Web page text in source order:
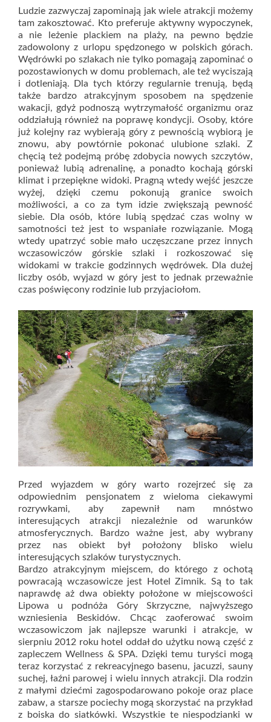
Ludzie zazwyczaj zapominają jak wiele atrakcji możemy
tam zakosztować. Kto preferuje aktywny wypoczynek,
a nie leżenie plackiem na plaży, na pewno będzie
zadowolony z urlopu spędzonego w polskich górach.
Wędrówki po szlakach nie tylko pomagają zapominać o
pozostawionych w domu problemach, ale też wyciszają
i dotleniają. Dla tych którzy regularnie trenują, będą
także bardzo atrakcyjnym sposobem na spędzenie
wakacji, gdyż podnoszą wytrzymałość organizmu oraz
oddziałują również na poprawę kondycji. Osoby, które
już kolejny raz wybierają góry z pewnością wybiorą je
znowu, aby powtórnie pokonać ulubione szlaki. Z
chęcią też podejmą próbę zdobycia nowych szczytów,
ponieważ lubią adrenalinę, a ponadto kochają górski
klimat i przepiękne widoki. Pragną wtedy wejść jeszcze
wyżej, dzięki czemu pokonują granice swoich
możliwości, a co za tym idzie zwiększają pewność
siebie. Dla osób, które lubią spędzać czas wolny w
samotności też jest to wspaniałe rozwiązanie. Mogą
wtedy upatrzyć sobie mało uczęszczane przez innych
wczasowiczów górskie szlaki i rozkoszować się
widokami w trakcie godzinnych wędrówek. Dla dużej
liczby osób, wyjazd w góry jest to jednak przeważnie
czas poświęcony rodzinie lub przyjaciołom.
Przed wyjazdem w góry warto rozejrzeć się za
odpowiednim pensjonatem z wieloma ciekawymi
rozrywkami, aby zapewnił nam mnóstwo
interesujących atrakcji niezależnie od warunków
atmosferycznych. Bardzo ważne jest, aby wybrany
przez nas obiekt był położony blisko wielu
interesujących szlaków turystycznych.
Bardzo atrakcyjnym miejscem, do którego z ochotą
powracają wczasowicze jest Hotel Zimnik. Są to tak
naprawdę aż dwa obiekty położone w miejscowości
Lipowa u podnóża Góry Skrzyczne, najwyższego
wzniesienia Beskidów. Chcąc zaoferować swoim
wczasowiczom jak najlepsze warunki i atrakcje, w
sierpniu 2012 roku hotel oddał do użytku nową część z
zapleczem Wellness & SPA. Dzięki temu turyści mogą
teraz korzystać z rekreacyjnego basenu, jacuzzi, sauny
suchej, łaźni parowej i wielu innych atrakcji. Dla rodzin
z małymi dziećmi zagospodarowano pokoje oraz place
zabaw, a starsze pociechy mogą skorzystać na przykład
z boiska do siatkówki. Wszystkie te niespodzianki w